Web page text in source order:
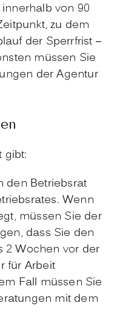
von 90
zu dem
der Sperrfrist –
müssen Sie
der Agentur
gibt:
den Betriebsrat
Wenn
müssen Sie der
dass Sie den
2 Wochen vor der
für Arbeit
Fall müssen Sie
mit dem